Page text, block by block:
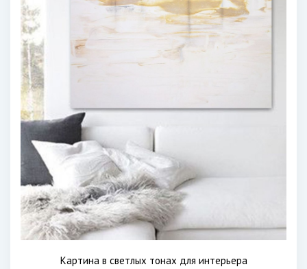
Картина в светлых тонах для интерьера